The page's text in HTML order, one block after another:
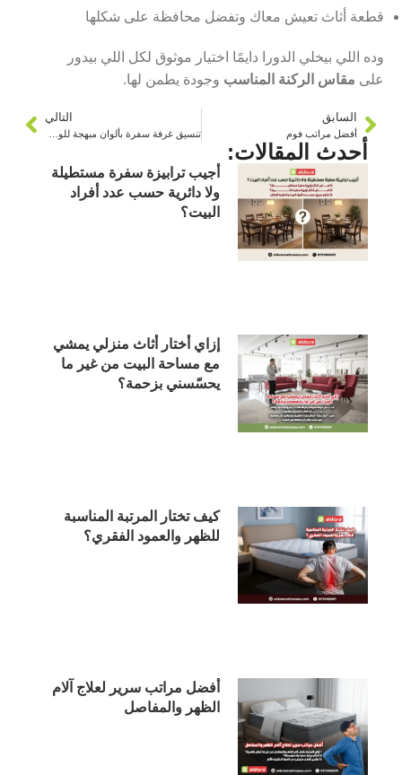
قطعة أثاث تعيش معاك وتفضل محافظة على شكلها
وده اللي بيخلي الدورا دايمًا اختيار موثوق لكل اللي بيدور
على مقاس الركنة المناسب وجودة يطمن لها.
السابق
أفضل مراتب فوم
التالي
أحدث المقالات:
أجيب ترابيزة سفرة مستطيلة
ولا دائرية حسب عدد أفراد
البيت؟
إزاي أختار أثاث منزلي يمشي
مع مساحة البيت من غير ما
يحسّسني بزحمة؟
كيف تختار المرتبة المناسبة
للظهر والعمود الفقري؟
أفضل مراتب سرير لعلاج آلام
الظهر والمفاصل